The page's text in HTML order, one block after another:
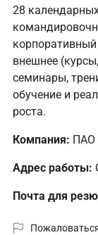
28
корпоративный
внешнее
семинары,
обучение и
роста.
Компания: ПАО
Адрес работы:
Почта для